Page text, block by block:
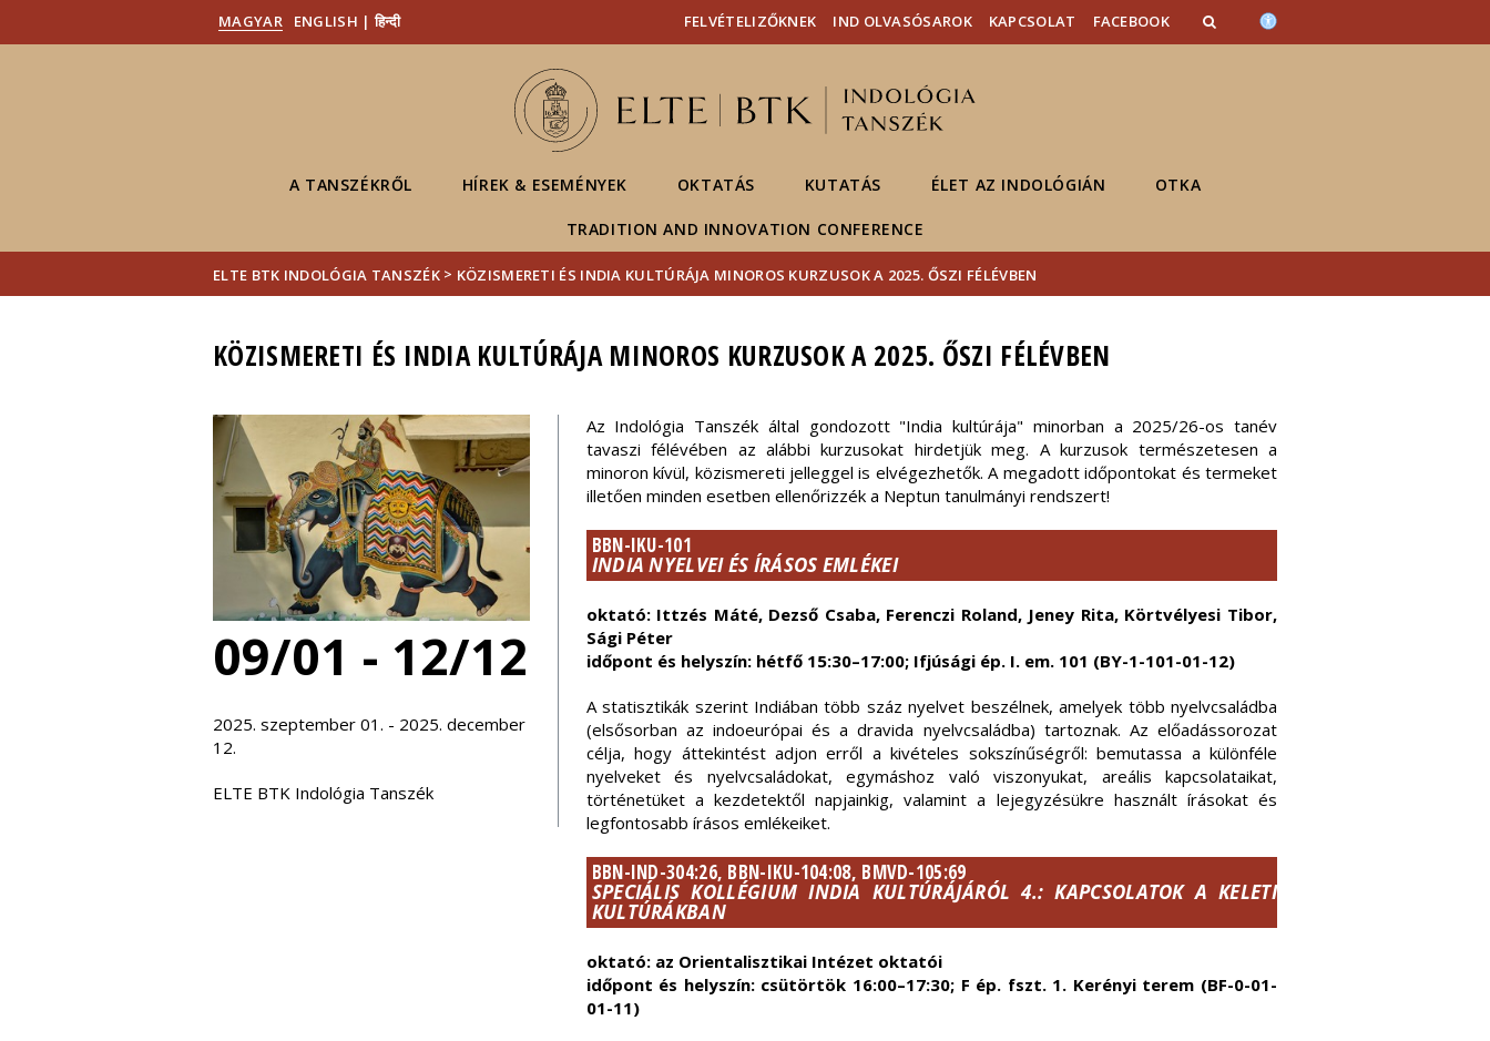
Hírek
Események
ELTE a
MAGYAR ENGLISH | हिन्दी FELVÉTELIZŐKNEK IND OLVASÓSAROK KAPCSOLAT FACEBOOK
A TANSZÉKRŐL HÍREK & ESEMÉNYEK OKTATÁS KUTATÁS ÉLET AZ INDOLÓGIÁN OTKA
TRADITION AND INNOVATION CONFERENCE
ELTE BTK INDOLÓGIA TANSZÉK > KÖZISMERETI ÉS INDIA KULTÚRÁJA MINOROS KURZUSOK A 2025. ŐSZI FÉLÉVBEN
KÖZISMERETI ÉS INDIA KULTÚRÁJA MINOROS KURZUSOK A 2025. ŐSZI FÉLÉVBEN
09/01 - 12/12
2025. szeptember 01. - 2025. december
12.
ELTE BTK Indológia Tanszék
Az Indológia Tanszék által gondozott "India kultúrája" minorban a 2025/26-os tanév
tavaszi félévében az alábbi kurzusokat hirdetjük meg. A kurzusok természetesen a
minoron kívül, közismereti jelleggel is elvégezhetők. A megadott időpontokat és termeket
illetően minden esetben ellenőrizzék a Neptun tanulmányi rendszert!
BBN-IKU-101
INDIA NYELVEI ÉS ÍRÁSOS EMLÉKEI
oktató: Ittzés Máté, Dezső Csaba, Ferenczi Roland, Jeney Rita, Körtvélyesi Tibor,
Sági Péter
időpont és helyszín: hétfő 15:30–17:00; Ifjúsági ép. I. em. 101 (BY-1-101-01-12)
A statisztikák szerint Indiában több száz nyelvet beszélnek, amelyek több nyelvcsaládba
(elsősorban az indoeurópai és a dravida nyelvcsaládba) tartoznak. Az előadássorozat
célja, hogy áttekintést adjon erről a kivételes sokszínűségről: bemutassa a különféle
nyelveket és nyelvcsaládokat, egymáshoz való viszonyukat, areális kapcsolataikat,
történetüket a kezdetektől napjainkig, valamint a lejegyzésükre használt írásokat és
legfontosabb írásos emlékeiket.
BBN-IND-304:26, BBN-IKU-104:08, BMVD-105:69
SPECIÁLIS KOLLÉGIUM INDIA KULTÚRÁJÁRÓL 4.: KAPCSOLATOK A KELETI
KULTÚRÁKBAN
oktató: az Orientalisztikai Intézet oktatói
időpont és helyszín: csütörtök 16:00–17:30; F ép. fszt. 1. Kerényi terem (BF-0-01-
01-11)